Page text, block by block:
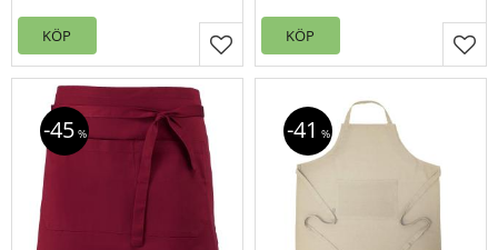
Lägg till i favoriter
KÖP KÖP
45 % 41 %